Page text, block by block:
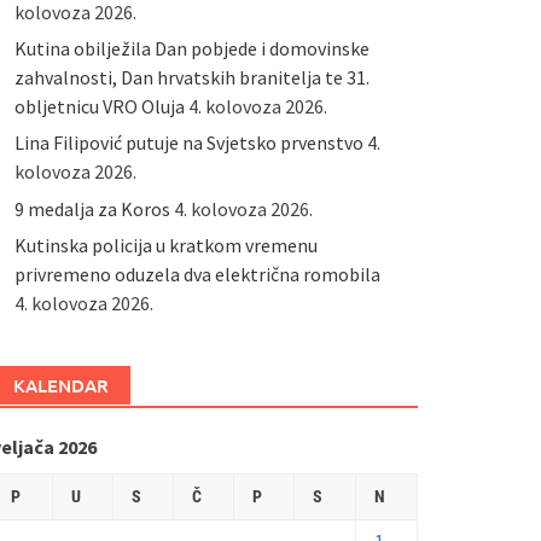
kolovoza 2026.
Kutina obilježila Dan pobjede i domovinske
zahvalnosti, Dan hrvatskih branitelja te 31.
obljetnicu VRO Oluja 4. kolovoza 2026.
Lina Filipović putuje na Svjetsko prvenstvo 4.
kolovoza 2026.
9 medalja za Koros 4. kolovoza 2026.
Kutinska policija u kratkom vremenu
privremeno oduzela dva električna romobila
4. kolovoza 2026.
KALENDAR
2026
P U S Č P S N